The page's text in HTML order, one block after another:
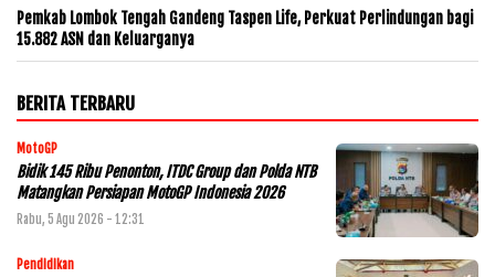
Pemkab Lombok Tengah Gandeng Taspen Life, Perkuat Perlindungan bagi
15.882 ASN dan Keluarganya
BERITA TERBARU
MotoGP
Bidik 145 Ribu Penonton, ITDC Group dan Polda NTB
Matangkan Persiapan MotoGP Indonesia 2026
Rabu, 5 Agu 2026 - 12:31
Pendidikan